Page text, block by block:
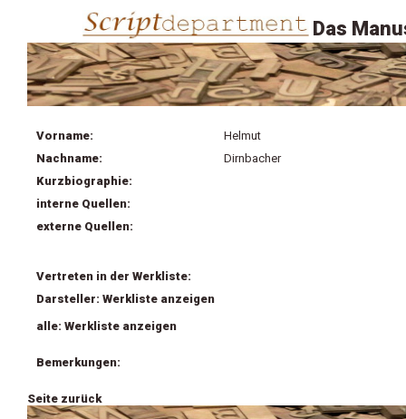
Das
Vorname:
Helmut
Nachname:
Dirnbacher
Kurzbiographie:
interne Quellen:
externe Quellen:
Vertreten in der Werkliste:
Darsteller: Werkliste anzeigen
alle: Werkliste anzeigen
Bemerkungen:
Seite zurück